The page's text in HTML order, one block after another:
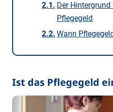
Der
Pflegegeld
Wann
Ist das Pflegegeld